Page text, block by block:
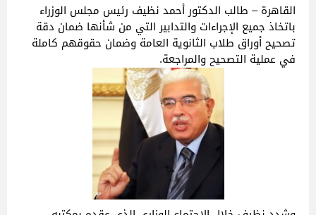
القاهرة – طالب الدكتور أحمد نظيف رئيس مجلس الوزراء
باتخاذ جميع الإجراءات والتدابير التي من شأنها ضمان دقة
تصحيح أوراق طلاب الثانوية العامة وضمان حقوقهم كاملة
في عملية التصحيح والمراجعة.